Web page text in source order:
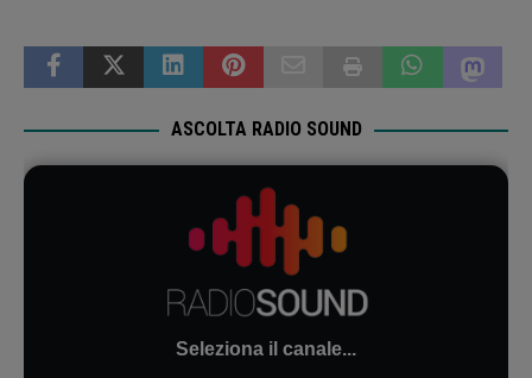
ASCOLTA RADIO SOUND
Seleziona il canale...